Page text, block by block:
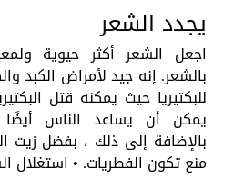
يجدد الشعر
اجعل الشعر أكثر حيوية
بالشعر. إنه جيد لأمراض الكبد
للبكتيريا حيث يمكنه قتل
يمكن أن يساعد الناس أيضًا
بالإضافة إلى ذلك ، بفضل زيت
منع تكون الفطريات. • استغلال